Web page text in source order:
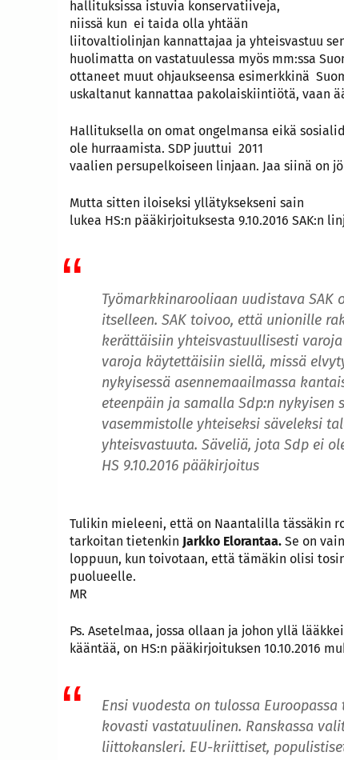
hallituksissa istuvia konservatiiveja,
niissä kun ei taida olla yhtään
liitovaltiolinjan kannattajaa ja yhteisvastuu
huolimatta on vastatuulessa myös mm:ssa
ottaneet muut ohjaukseensa esimerkkinä
uskaltanut kannattaa pakolaiskiintiötä, vaan
Hallituksella on omat ongelmansa eikä
ole hurraamista. SDP juuttui 2011
vaalien persupelkoiseen linjaan. Jaa siinä on
Mutta sitten iloiseksi yllätyksekseni sain
lukea HS:n pääkirjoituksesta 9.10.2016 SAK:n
Työmarkkinarooliaan uudistava
itselleen. SAK toivoo, että unionille
kerättäisiin yhteisvastuullisesti
varoja käytettäisiin siellä, missä
nykyisessä asennemaailmassa
eteenpäin ja samalla Sdp:n nykyisen
vasemmistolle yhteiseksi säveleksi
yhteisvastuuta. Säveliä, jota Sdp ei
HS 9.10.2016 pääkirjoitus
Tulikin mieleeni, että on Naantalilla tässäkin
tarkoitan tietenkin Jarkko Elorantaa. Se on
loppuun, kun toivotaan, että tämäkin olisi
puolueelle.
MR
Ps. Asetelmaa, jossa ollaan ja johon yllä
kääntää, on HS:n pääkirjoituksen 10.10.2016
Ensi vuodesta on tulossa
kovasti vastatuulinen. Ranskassa
liittokansleri. EU-kriittiset,